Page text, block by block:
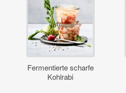
Fermentierte scharfe
Kohlrabi